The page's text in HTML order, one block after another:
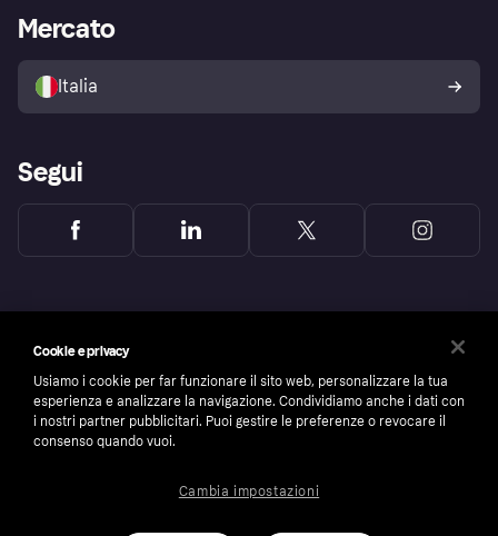
Esplora i negozi
Politica di protezione
dell'acquirente Klarna
Accesso aziende
Mercato
Italia
Segui
Cookie e privacy
Usiamo i cookie per far funzionare il sito web, personalizzare la tua
esperienza e analizzare la navigazione. Condividiamo anche i dati con
i nostri partner pubblicitari. Puoi gestire le preferenze o revocare il
consenso quando vuoi.
Cambia impostazioni